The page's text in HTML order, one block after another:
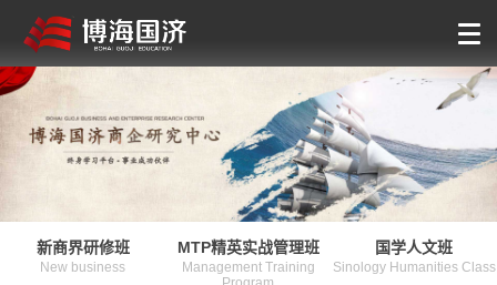
新商界研修班
New business
MTP精英实战管理班
Management Training
国学人文班
Sinology Humanities Class